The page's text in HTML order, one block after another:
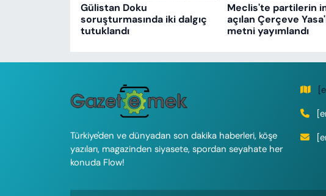
Gülistan Doku
soruşturmasında iki dalgıç
tutuklandı
Meclis'te partilerin
açılan Çerçeve
metni yayımlandı
Türkiye'den ve dünyadan son dakika haberleri, köşe
yazıları, magazinden siyasete, spordan seyahate her
konuda Flow!